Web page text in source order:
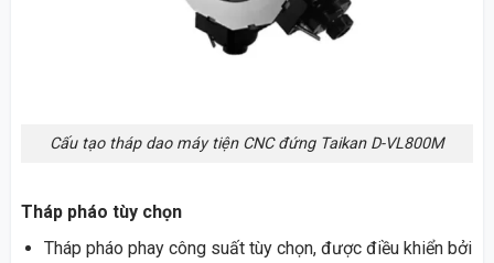
Cấu tạo tháp dao máy tiện CNC đứng Taikan D-VL800M
Tháp pháo tùy chọn
Tháp pháo phay công suất tùy chọn, được điều khiển bởi